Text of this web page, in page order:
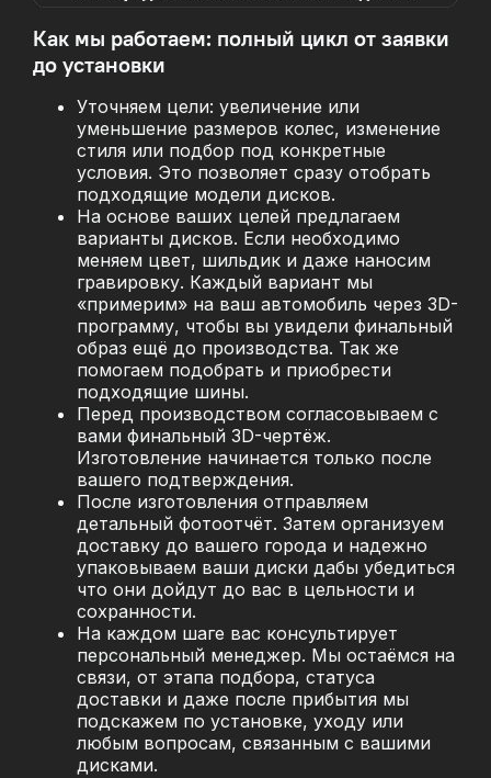
Как мы работаем: полный цикл от заявки
до установки
Уточняем цели: увеличение или
уменьшение размеров колес, изменение
стиля или подбор под конкретные
условия. Это позволяет сразу отобрать
подходящие модели дисков.
На основе ваших целей предлагаем
варианты дисков. Если необходимо
меняем цвет, шильдик и даже наносим
гравировку. Каждый вариант мы
«примерим» на ваш автомобиль через 3D-
программу, чтобы вы увидели финальный
образ ещё до производства. Так же
помогаем подобрать и приобрести
подходящие шины.
Перед производством согласовываем с
вами финальный 3D-чертёж.
Изготовление начинается только после
вашего подтверждения.
После изготовления отправляем
детальный фотоотчёт. Затем организуем
доставку до вашего города и надежно
упаковываем ваши диски дабы убедиться
что они дойдут до вас в цельности и
сохранности.
На каждом шаге вас консультирует
персональный менеджер. Мы остаёмся на
связи, от этапа подбора, статуса
доставки и даже после прибытия мы
подскажем по установке, уходу или
любым вопросам, связанным с вашими
дисками.